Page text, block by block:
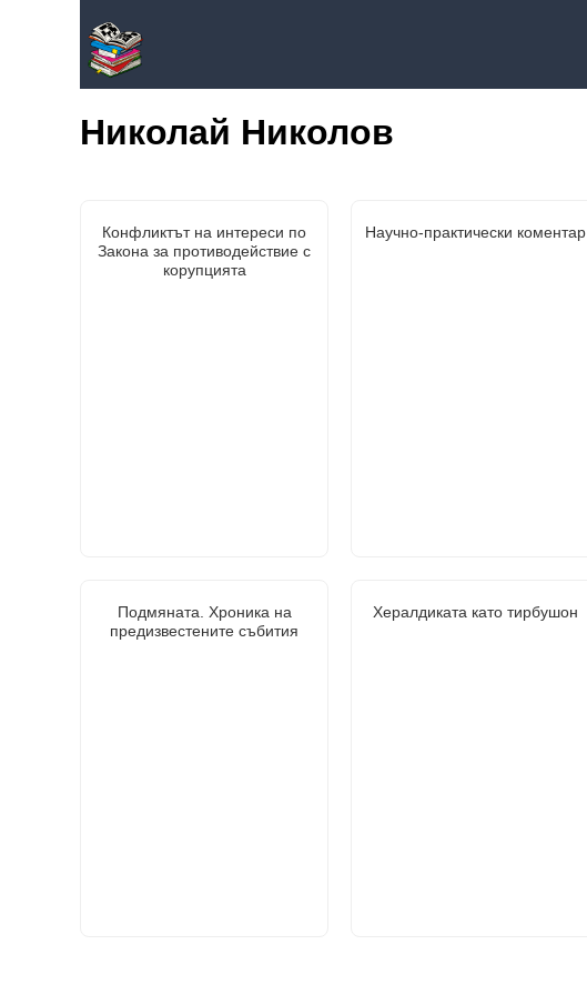
Николай Николов
Конфликтът на интереси по
Закона за противодействие с
корупцията
Научно-практически коментар
Подмяната. Хроника на
предизвестените събития
Хералдиката като тирбушон